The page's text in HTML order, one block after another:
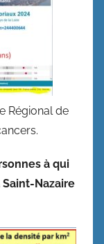
Régional de
à qui
Nazaire